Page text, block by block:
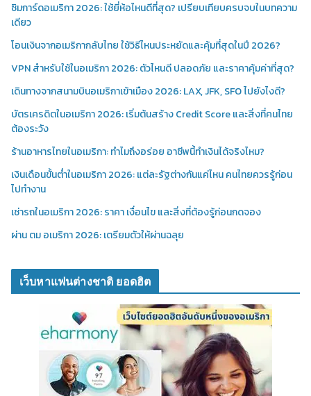
ซิมการ์ดอเมริกา 2026: ใช้ยี่ห้อไหนดีที่สุด? เปรียบเทียบครบจบในบทความ
เดียว
โอนเงินจากอเมริกากลับไทย ใช้วิธีไหนประหยัดและคุ้มที่สุดในปี 2026?
VPN สำหรับใช้ในอเมริกา 2026: ตัวไหนดี ปลอดภัย และราคาคุ้มค่าที่สุด?
เดินทางจากสนามบินอเมริกาเข้าเมือง 2026: LAX, JFK, SFO ไปยังไงดี?
บัตรเครดิตในอเมริกา 2026: เริ่มต้นสร้าง Credit Score และสิ่งที่คนไทย
ต้องระวัง
ร้านอาหารไทยในอเมริกา: ทำไมถึงอร่อย อาชีพนี้ทำเงินได้จริงไหม?
เงินเดือนขั้นต่ำในอเมริกา 2026: แต่ละรัฐต่างกันแค่ไหน คนไทยควรรู้ก่อน
ไปทำงาน
เช่ารถในอเมริกา 2026: ราคา เงื่อนไข และสิ่งที่ต้องรู้ก่อนกดจอง
ผ่าน ตม อเมริกา 2026: เตรียมตัวให้ผ่านฉลุย
เว็บหาแฟนต่างชาติ ยอดฮิต